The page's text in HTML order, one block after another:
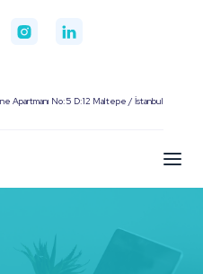
Apartmanı No:5 D:12 Maltepe / İstanbul